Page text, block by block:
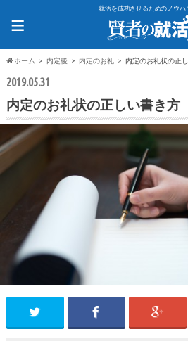
就活を成功させるためのノウハ
≡
ホーム 内定後 内定のお礼 内定のお礼状の正
2019.05.31
内定のお礼状の正しい書き方